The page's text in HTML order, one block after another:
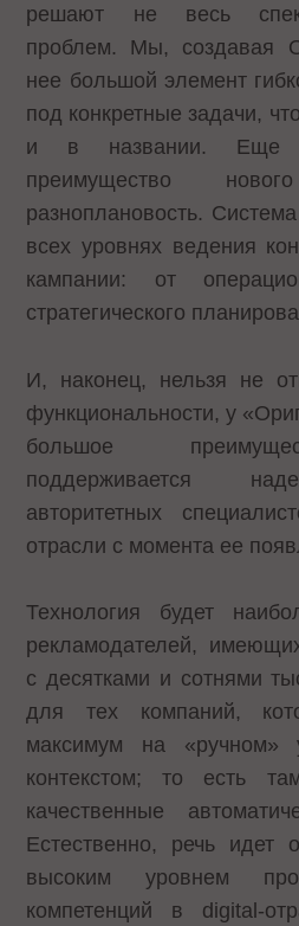
решают не весь
проблем. Мы, создавая
нее большой элемент
под конкретные задачи,
и в названии. Еще
преимущество
разноплановость.
всех уровнях ведения
кампании: от
стратегического
И, наконец, нельзя не
функциональности, у
большое
поддерживается
авторитетных
отрасли с момента ее
Технология будет
рекламодателей,
с десятками и сотнями
для тех компаний,
максимум на «ручном»
контекстом; то есть
качественные
Естественно, речь идет
высоким уровнем
компетенций в digital-